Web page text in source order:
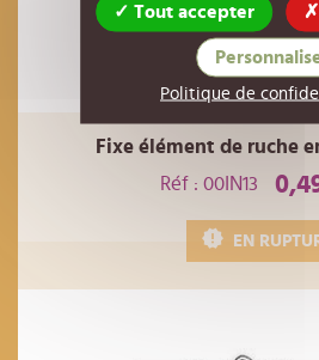
Fixe élément de ruche
Réf : 00IN13
EN
Tout accepter
Politique de